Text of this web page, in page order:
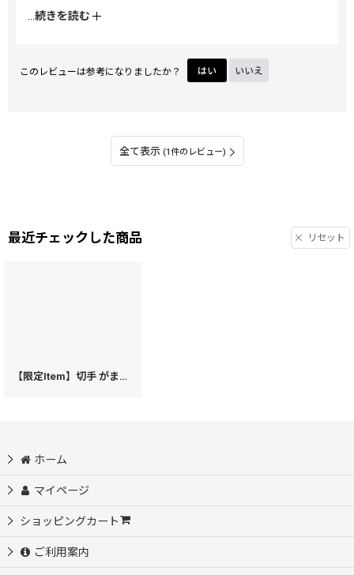
か…と悩みましたが切手柄に負けました(笑)
もったいないので、どんどん使いたいと思います。
続きを読む
このレビューは参考になりましたか？ はい いいえ
全て表示 (1件のレビュー)
最近チェックした商品 リセット
【限定Item】切手 がま口ハンドルクラッチ
ホーム
マイページ
ショッピングカート
ご利用案内